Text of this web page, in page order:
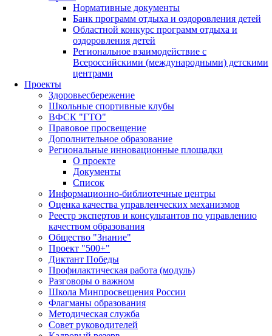
Нормативные документы
Банк программ отдыха и оздоровления детей
Областной конкурс программ отдыха и
оздоровления детей
Региональное взаимодействие с
Всероссийскими (международными) детскими
центрами
Проекты
Здоровьесбережение
Школьные спортивные клубы
ВФСК "ГТО"
Правовое просвещение
Дополнительное образование
Региональные инновационные площадки
О проекте
Документы
Список
Информационно-библиотечные центры
Оценка качества управленческих механизмов
Реестр экспертов и консультантов по управлению
качеством образования
Общество "Знание"
Проект "500+"
Диктант Победы
Профилактическая работа (модуль)
Разговоры о важном
Школа Минпросвещения России
Флагманы образования
Методическая служба
Совет руководителей